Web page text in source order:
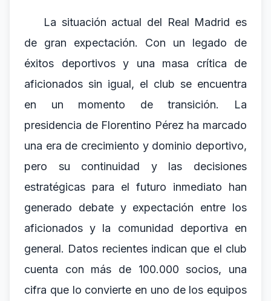
La situación actual del Real Madrid es
de gran expectación. Con un legado de
éxitos deportivos y una masa crítica de
aficionados sin igual, el club se encuentra
en un momento de transición. La
presidencia de Florentino Pérez ha marcado
una era de crecimiento y dominio deportivo,
pero su continuidad y las decisiones
estratégicas para el futuro inmediato han
generado debate y expectación entre los
aficionados y la comunidad deportiva en
general. Datos recientes indican que el club
cuenta con más de 100.000 socios, una
cifra que lo convierte en uno de los equipos